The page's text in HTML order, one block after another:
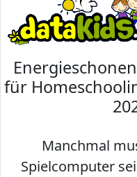
für
Manchmal
Spielcomputer